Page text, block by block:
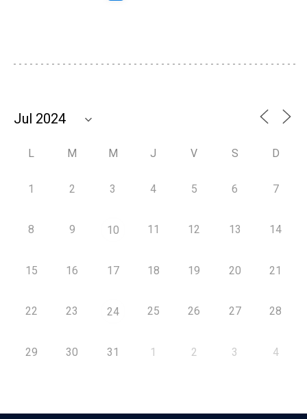
L M M J V S D
1 2 3 4 5 6 7
8 9 10 11 12 13 14
15 16 17 18 19 20 21
22 23 24 25 26 27 28
29 30 31 1 2 3 4